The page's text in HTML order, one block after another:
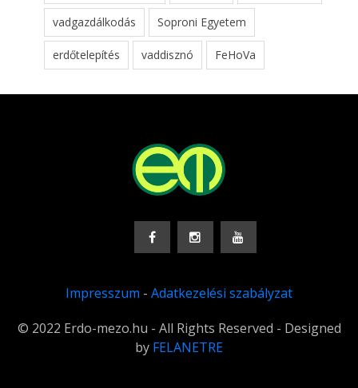
vadgazdálkodás Soproni Egyetem
erdőtelepítés vaddisznó FeHoVa
Impresszum - Adatkezelési szabályzat
© 2022 Erdo-mezo.hu - All Rights Reserved - Designed
by FELANETRE